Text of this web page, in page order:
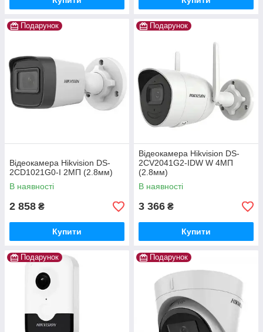
Подарунок
Відеокамера Hikvision DS-
2CD1021G0-I 2МП (2.8мм)
В наявності
2 858 ₴
Купити
Подарунок
Відеокамера Hikvision DS-
2CV2041G2-IDW W 4МП
(2.8мм)
В наявності
3 366 ₴
Купити
Подарунок Подарунок